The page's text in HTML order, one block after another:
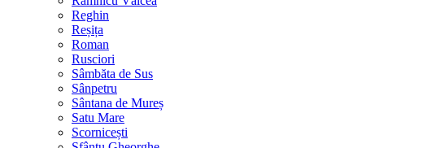
Reghin
Reșița
Roman
Rusciori
Sâmbăta de Sus
Sânpetru
Sântana de Mureș
Satu Mare
Scornicești